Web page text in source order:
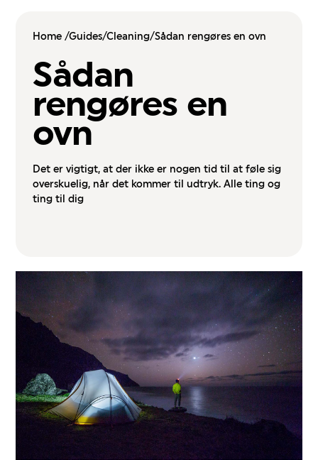
Home /Guides/Cleaning/Sådan rengøres en ovn
Sådan
rengøres en
ovn
Det er vigtigt, at der ikke er nogen tid til at føle sig
overskuelig, når det kommer til udtryk. Alle ting og
ting til dig